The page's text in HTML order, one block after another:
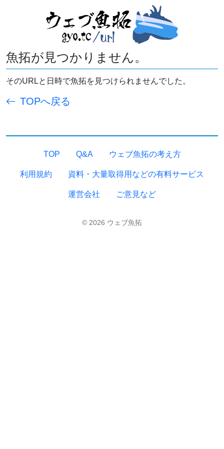
魚拓が見つかりません。
そのURLと日時で魚拓を見つけられませんでした。
TOPへ戻る
TOP Q&A ウェブ魚拓の考え方
利用規約 資料・大量取得用などの有料サービス
運営会社 ご意見など
© 2026 ウェブ魚拓